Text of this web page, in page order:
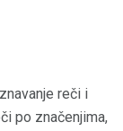
reči i
po značenjima,